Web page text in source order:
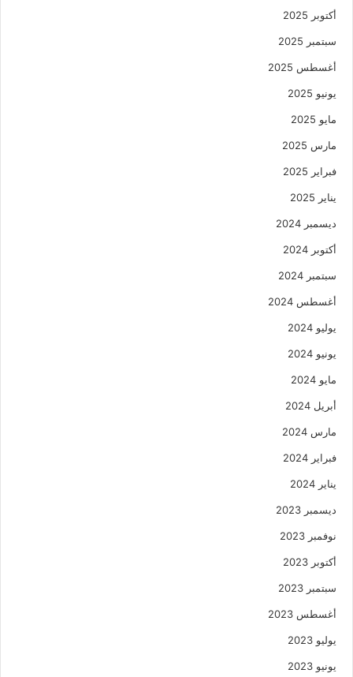
أكتوبر 2025
سبتمبر 2025
أغسطس 2025
يونيو 2025
مايو 2025
مارس 2025
فبراير 2025
يناير 2025
ديسمبر 2024
أكتوبر 2024
سبتمبر 2024
أغسطس 2024
يوليو 2024
يونيو 2024
مايو 2024
أبريل 2024
مارس 2024
فبراير 2024
يناير 2024
ديسمبر 2023
نوفمبر 2023
أكتوبر 2023
سبتمبر 2023
أغسطس 2023
يوليو 2023
يونيو 2023